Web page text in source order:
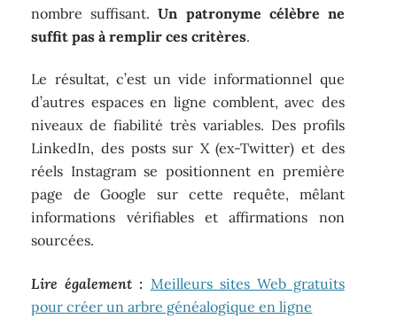
nombre suffisant.Un patronyme célèbre ne
suffit pas à remplir ces critères.
Le résultat, c’est un vide informationnel que
d’autres espaces en ligne comblent, avec des
niveaux de fiabilité très variables. Des profils
LinkedIn, des posts sur X (ex-Twitter) et des
réels Instagram se positionnent en première
page de Google sur cette requête, mêlant
informations vérifiables et affirmations non
sourcées.
Lire également : Meilleurs sites Web gratuits
pour créer un arbre généalogique en ligne